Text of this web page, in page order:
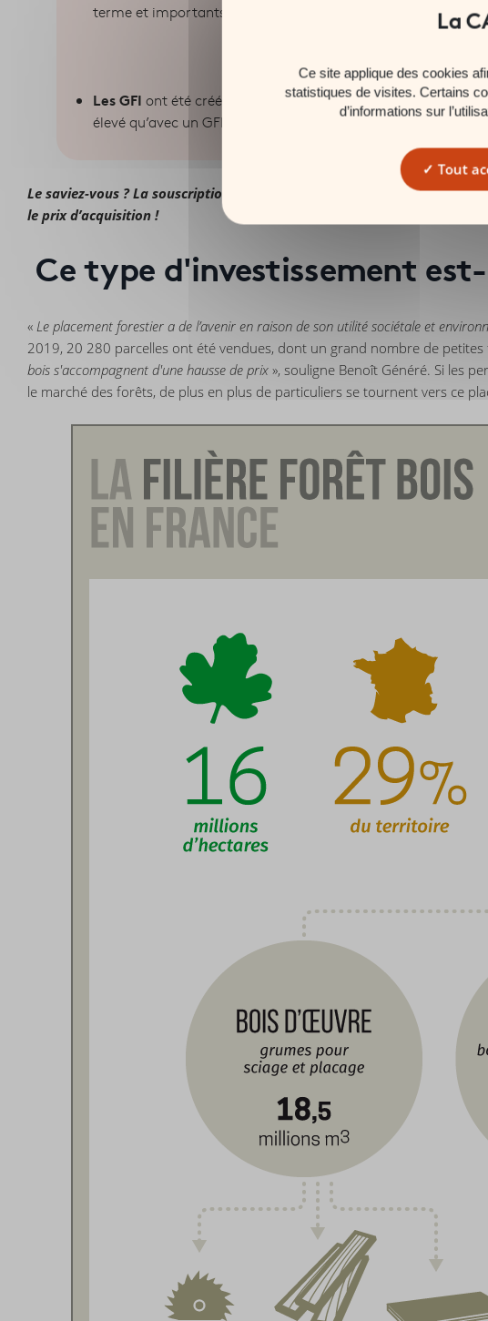
terme et importants, ce qui freine les possibilités de
Les GFI ont été créés en 2019 par l’Autorité des marchés
élevé qu’avec un GFF, grâce à la diversification des
Le saviez-vous ? La souscription à un GFI est éligible à la catégorie
le prix d’acquisition !
Ce type d'investissement
« Le placement forestier a de l’avenir en raison de son utilité sociétale et
2019, 20 280 parcelles ont été vendues, dont un grand nombre de
bois s'accompagnent d'une hausse de prix », souligne Benoît Généré. Si les
le marché des forêts, de plus en plus de particuliers se tournent vers ce
Ce site applique des cookies
statistiques de visites. Certains
d’informations sur
Tout